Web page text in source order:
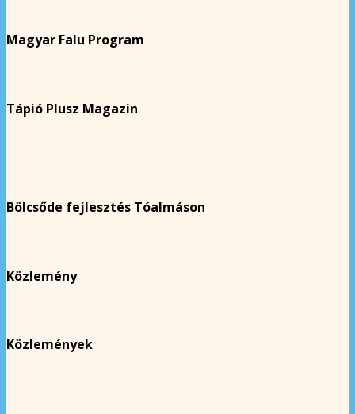
Magyar Falu Program
Tápió Plusz Magazin
Bölcsőde fejlesztés Tóalmáson
Közlemény
Közlemények